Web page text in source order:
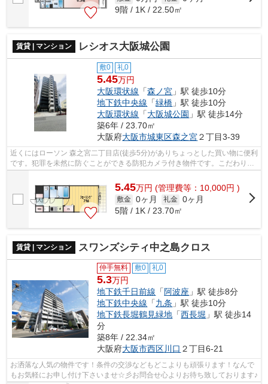
9階 / 1K / 22.50㎡
賃貸 | マンション レシオス大阪城公園
敷0 礼0
5.45万円
大阪環状線 「森ノ宮 」駅 徒歩10分
地下鉄中央線 「緑橋 」駅 徒歩10分
大阪環状線 「大阪城公園 」駅 徒歩14分
築6年 / 23.70㎡
大阪府大阪市城東区森之宮２丁目3-39
近くにはローソン 森之宮二丁目店(徒歩5分)がありちょっとした買い物に便利
です。犯罪を未然に防ぐことができる防犯カメラ付き物件です。こだわりポ
イント満載のレシオス大阪城公園。...
5.45万円 (管理費等：10,000円 )
敷金 0ヶ月 礼金 0ヶ月
5階 / 1K / 23.70㎡
賃貸 | マンション スワンズシティ中之島クロス
仲手無料 敷0 礼0
5.3万円
地下鉄千日前線 「 阿波座 」駅 徒歩8分
地下鉄中央線 「九条 」駅 徒歩10分
地下鉄長堀鶴見緑地 「西長堀 」駅 徒歩14
分
築8年 / 22.34㎡
大阪府大阪市西区川口 ２丁目6-21
お洒落な人気の物件です！条件の交渉などもどこよりも頑張ります！なんで
もお気軽にお申し付け下さいませ☆彡お問合せ心よりお待ち致しております♪